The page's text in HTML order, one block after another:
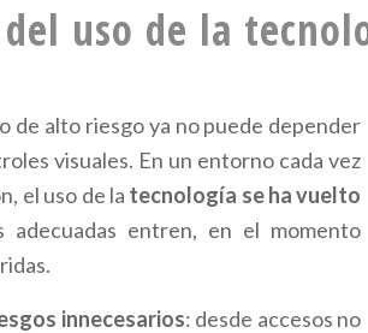
uso de la
de alto riesgo ya no puede depender
visuales. En un entorno cada vez
el uso de la tecnología se ha vuelto
entren, en el momento
innecesarios: desde accesos no